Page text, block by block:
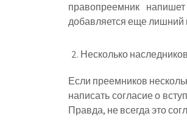
правопреемник
добавляется еще лишний
Несколько наследников
Если преемников
написать согласие о
Правда, не всегда это